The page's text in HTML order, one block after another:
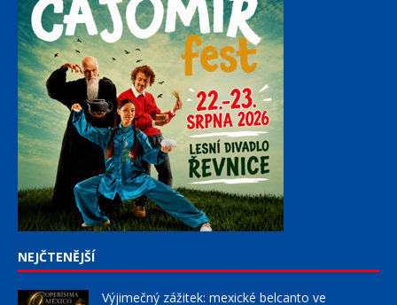
NEJČTENĚJŠÍ
Výjimečný zážitek: mexické belcanto ve